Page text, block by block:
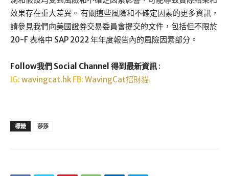
效果存在重大差異。 有關這些風險和不確定因素的更多資訊，
請參見我們向美國證券交易委員會提交的文件，包括但不限於
20-F 表格中 SAP 2022 年年度報告內的風險因素部分。
Follow我們 Social Channel 得到最新資訊 :
IG: wavingcat.hk FB: WavingCat招財貓
標籤 莎莎